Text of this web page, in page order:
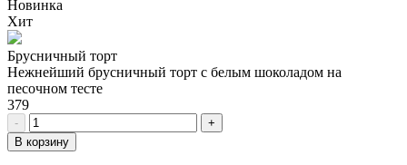
Новинка
Хит
Брусничный торт
Нежнейший брусничный торт с белым шоколадом на
песочном тесте
379
-
+
В корзину